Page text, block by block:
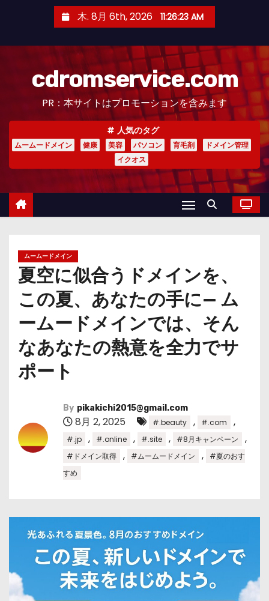
木. 8月 6th, 2026 11:26:25 AM
cdromservice.com
PR：本サイトはプロモーションを含みます
人気のタグ
ムームードメイン 健康 美容 パソコン 育毛剤
ドメイン管理
イクオス
ムームードメイン
夏空に似合うドメインを、
この夏、あなたの手に— ム
ームードメインでは、そん
なあなたの熱意を全力でサ
ポート
By pikakichi2015@gmail.com
8月 2, 2025 #.beauty , #.com ,
#.jp , #.online , #.site , #8月キャンペーン ,
#ドメイン取得 , #ムームードメイン ,
#夏のおす
すめ